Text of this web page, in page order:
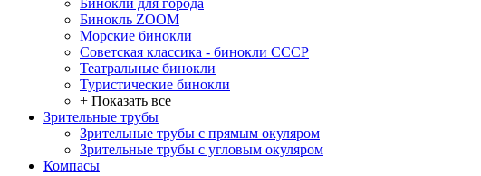
Бинокль ZOOM
Морские бинокли
Советская классика - бинокли СССР
Театральные бинокли
Туристические бинокли
+ Показать все
Зрительные трубы
Зрительные трубы с прямым окуляром
Зрительные трубы с угловым окуляром
Компасы